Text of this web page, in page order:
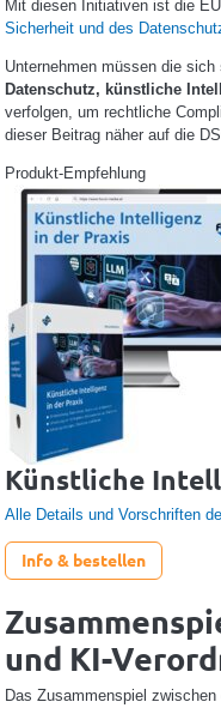
Mit diesen Initiativen ist die
Sicherheit und des
Unternehmen müssen die sich
Datenschutz, künstliche
verfolgen, um rechtliche
dieser Beitrag näher auf die
Produkt-Empfehlung
Künstliche
Alle Details und Vorschriften
Info & bestellen
und KI-
Das Zusammenspiel